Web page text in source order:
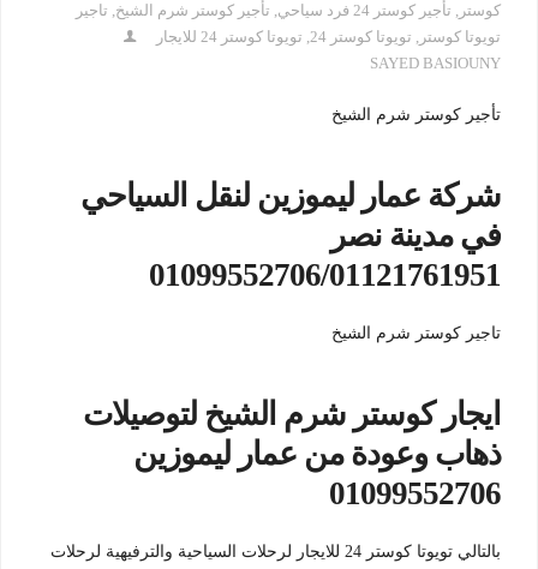
كوستر , تأجير كوستر 24 فرد سياحي , تأجير كوستر شرم الشيخ, تاجير
تويوتا كوستر , تويوتا كوستر 24 , تويوتا كوستر 24 للايجار
SAYED BASIOUNY
تأجير كوستر شرم الشيخ
شركة عمار ليموزين لنقل السياحي
في مدينة نصر
01099552706/01121761951
تاجير كوستر شرم الشيخ
ايجار كوستر شرم الشيخ لتوصيلات
ذهاب وعودة من عمار ليموزين
01099552706
بالتالي تويوتا كوستر 24 للايجار لرحلات السياحية والترفيهية لرحلات